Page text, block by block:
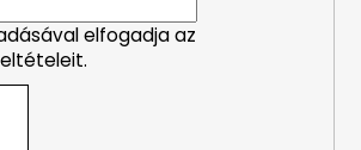
elfogadja az